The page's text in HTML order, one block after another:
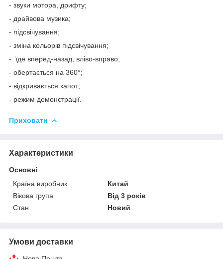
- звуки мотора, дрифту;
- драйвова музика;
- підсвічування;
- зміна кольорів підсвічування;
- їде вперед-назад, вліво-вправо;
- обертається на 360°;
- відкривається капот;
- режим демонстрації.
Приховати
Характеристики
Основні
Країна виробник
Китай
Вікова група
Від 3 років
Стан
Новий
Умови доставки